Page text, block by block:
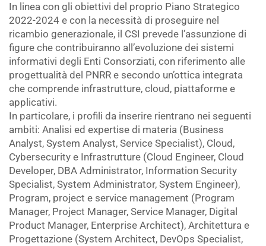
In linea con gli obiettivi del proprio Piano Strategico
2022-2024 e con la necessità di proseguire nel
ricambio generazionale, il CSI prevede l’assunzione di
figure che contribuiranno all’evoluzione dei sistemi
informativi degli Enti Consorziati, con riferimento alle
progettualità del PNRR e secondo un’ottica integrata
che comprende infrastrutture, cloud, piattaforme e
applicativi.
In particolare, i profili da inserire rientrano nei seguenti
ambiti: Analisi ed expertise di materia (Business
Analyst, System Analyst, Service Specialist), Cloud,
Cybersecurity e Infrastrutture (Cloud Engineer, Cloud
Developer, DBA Administrator, Information Security
Specialist, System Administrator, System Engineer),
Program, project e service management (Program
Manager, Project Manager, Service Manager, Digital
Product Manager, Enterprise Architect), Architettura e
Progettazione (System Architect, DevOps Specialist,